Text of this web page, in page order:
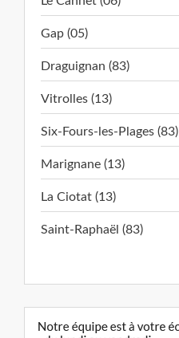
Gap (05)
Draguignan (83)
Vitrolles (13)
Six-Fours-les-Plages (83)
Marignane (13)
La Ciotat (13)
Saint-Raphaël (83)